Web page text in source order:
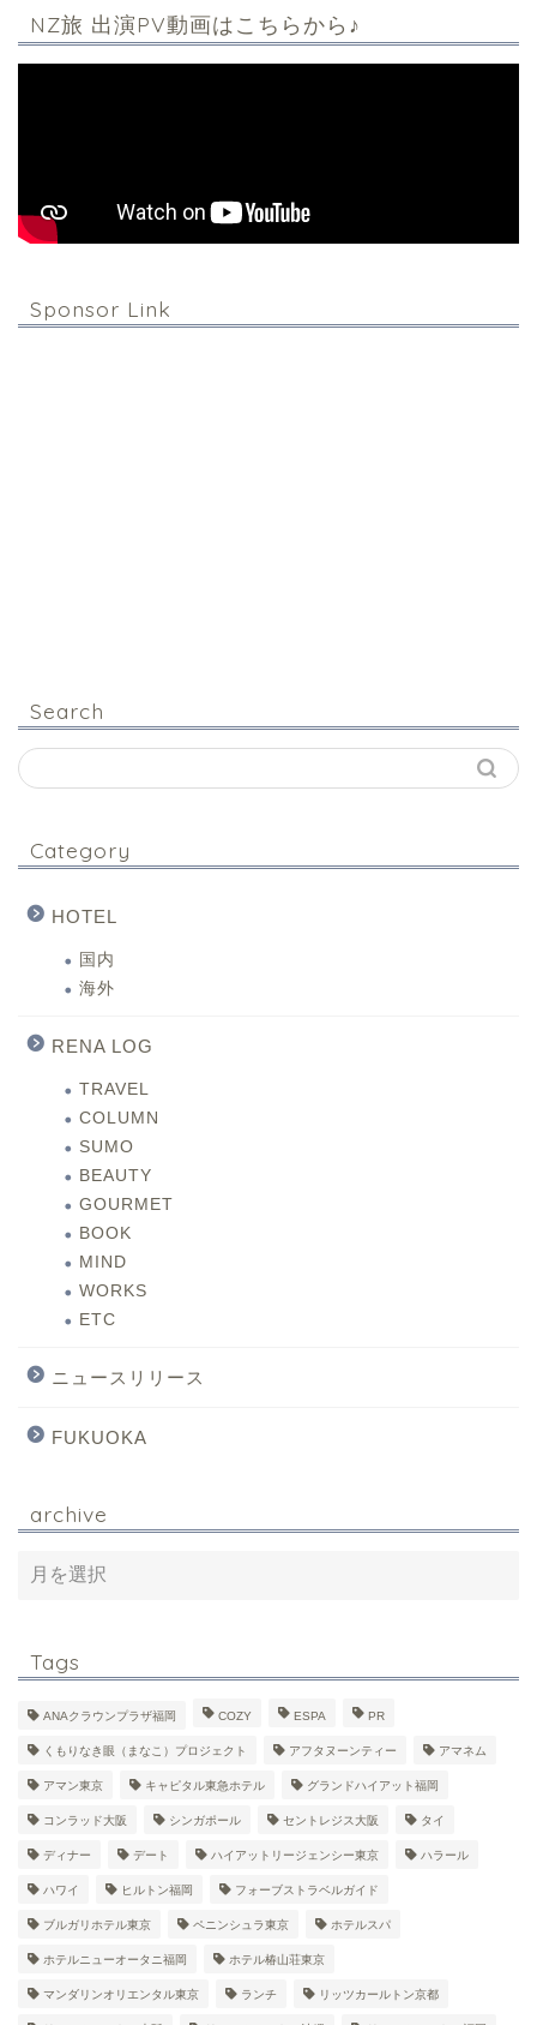
NZ旅 出演PV動画はこちらから♪
Sponsor Link
Search
Category
HOTEL
国内
海外
RENA LOG
TRAVEL
COLUMN
SUMO
BEAUTY
GOURMET
BOOK
MIND
WORKS
ETC
ニュースリリース
FUKUOKA
archive
Tags
ANAクラウンプラザ福岡 COZY ESPA PR
くもりなき眼（まなこ）プロジェクト アフタヌーンティー アマネム
アマン東京 キャピタル東急ホテル グランドハイアット福岡
コンラッド大阪 シンガポール セントレジス大阪 タイ
ディナー デート ハイアットリージェンシー東京 ハラール
ハワイ ヒルトン福岡 フォーブストラベルガイド
ブルガリホテル東京 ペニンシュラ東京 ホテルスパ
ホテルニューオータニ福岡 ホテル椿山荘東京
マンダリンオリエンタル東京 ランチ リッツカールトン京都